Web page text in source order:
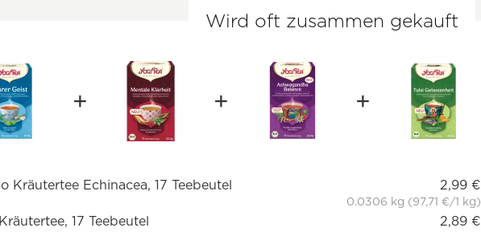
Wird oft zusammen gekauft
Kräutertee Echinacea, 17 Teebeutel 2,99 €
0.0306 kg (97,71 €/1 kg)
17 Teebeutel 2,89 €